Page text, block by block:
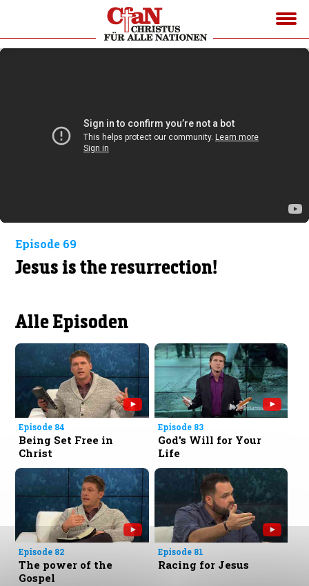
Episode 69
Jesus is the resurrection!
Alle Episoden
Episode 84
Being Set Free in
Christ
Episode 83
God's Will for Your
Life
Episode 82
The power of the
Gospel
Episode 81
Racing for Jesus